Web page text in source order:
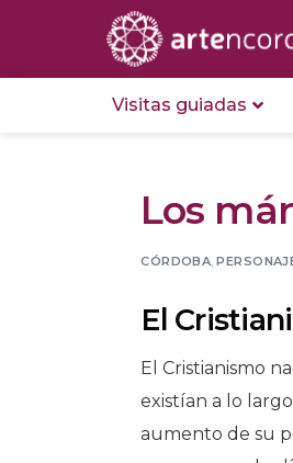
Visitas guiadas
Los
CÓRDOBA ,
El
El Cristianismo
existían a lo
aumento de su